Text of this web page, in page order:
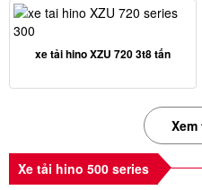
xe tải hino XZU 720 3t8 tấn
Xem
Xe tải hino 500 series